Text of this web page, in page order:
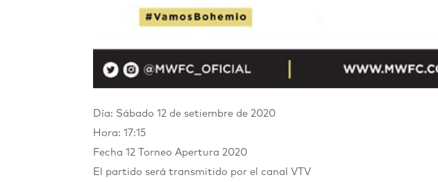
Día: Sábado 12 de setiembre de 2020
Hora: 17:15
Fecha 12 Torneo Apertura 2020
El partido será transmitido por el canal VTV